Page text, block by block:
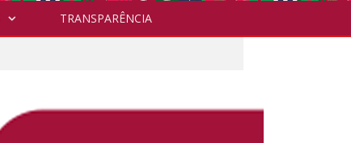
TRANSPARÊNCIA